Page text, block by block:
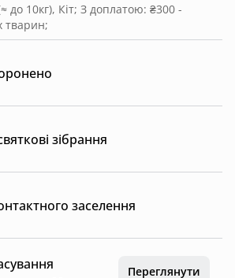
до 10кг), Кіт; З доплатою: ₴300 -
тварин;
зібрання
заселення
Переглянути